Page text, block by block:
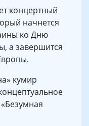
концертный
начнется
ко Дню
а завершится
кумир